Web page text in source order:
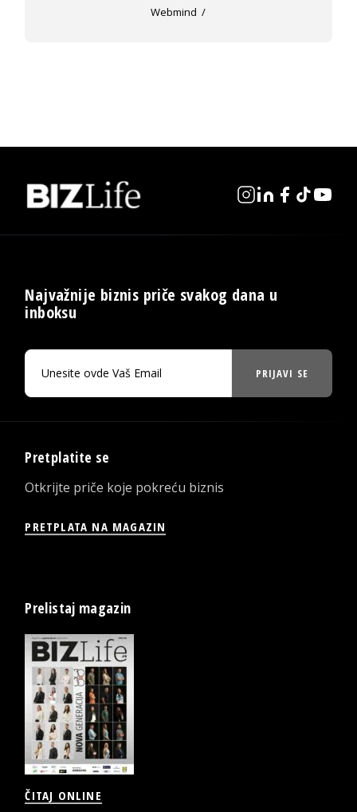
Webmind
Najvažnije biznis priče svakog dana u
inboksu
PRIJAVI SE
Pretplatite se
Otkrijte priče koje pokreću biznis
PRETPLATA NA MAGAZIN
Prelistaj magazin
ČITAJ ONLINE